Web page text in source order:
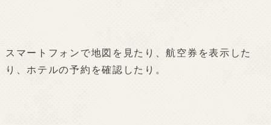
スマートフォンで地図を見たり、航空券を表示した
り、ホテルの予約を確認したり。